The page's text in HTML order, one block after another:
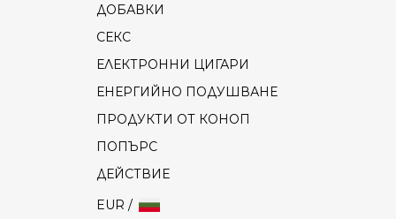
ДОБАВКИ
СЕКС
ЕЛЕКТРОННИ ЦИГАРИ
ЕНЕРГИЙНО ПОДУШВАНЕ
ПРОДУКТИ ОТ КОНОП
ПОПЪРС
ДЕЙСТВИЕ
EUR /